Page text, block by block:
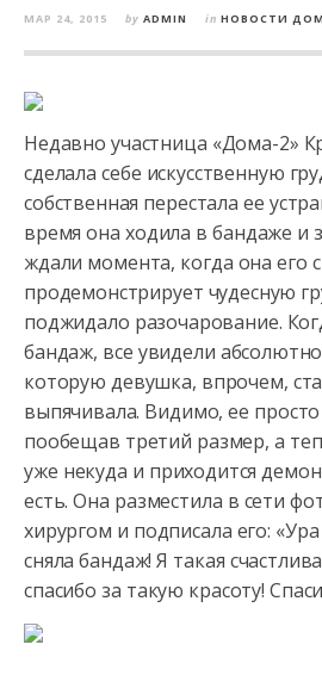
МАР 24, 2015 by ADMIN in НОВОСТИ
Недавно участница «Дома-2»
сделала себе искусственную
собственная перестала ее
время она ходила в бандаже и
ждали момента, когда она его
продемонстрирует чудесную
поджидало разочарование.
бандаж, все увидели
которую девушка, впрочем,
выпячивала. Видимо, ее просто
пообещав третий размер, а
уже некуда и приходится
есть. Она разместила в сети
хирургом и подписала его:
сняла бандаж! Я такая
спасибо за такую красоту!